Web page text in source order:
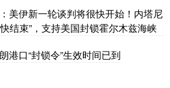
美伊新一轮谈判将很快开始！内塔尼
结束”，支持美国封锁霍尔木兹海峡
港口“封锁令”生效时间已到